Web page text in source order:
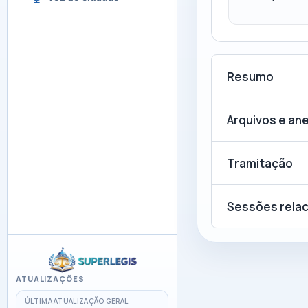
ATUALIZAÇÕES
ÚLTIMA ATUALIZAÇÃO GERAL
Resumo
Arquivos e
Tramitação
Sessões